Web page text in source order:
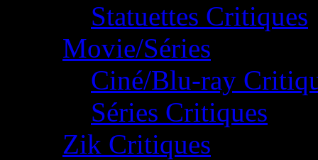
Statuettes Critiques
Movie/Séries
Ciné/Blu-ray
Séries Critiques
Zik Critiques